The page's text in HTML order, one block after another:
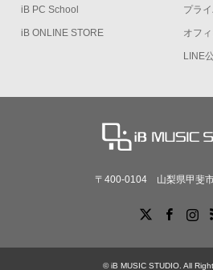
iB PC School
iB ONLINE STORE
プラ
オフ
LINE
〒400-0104 山梨県甲斐
RSS
©iB MUSIC STUDIO. All